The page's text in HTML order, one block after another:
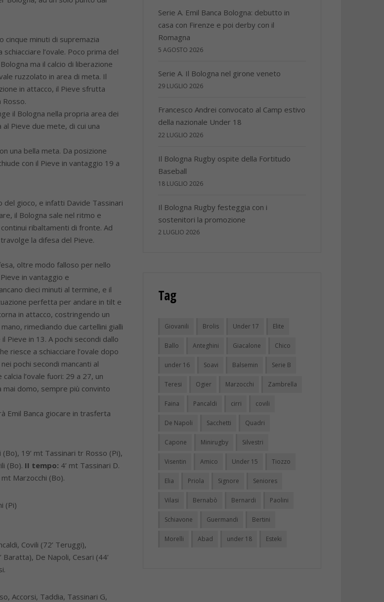
cinque minuti di supremazia
schiacciare l’ovale. Poco prima del
ma il calcio di liberazione
ruzzolato in area di meta. Il
in attacco, il Pieve sfrutta
Rosso.
il Bologna nella propria area dei
Pieve due mete, di cui una
una bella meta. Da posizione
con il Pieve in vantaggio 19 a
gioco, e infatti Davide Tassinari
il Bologna sale nel ritmo e
ribaltamenti di fronte. Ad
la difesa del Pieve.
oltre modo falloso per nello
in vantaggio e
dieci minuti al termine, e il
perfetta per andare in tilt e
in attacco, costringendo un
rimediando due cartellini gialli
Pieve in 13. A pochi secondi dallo
riesce a schiacciare l’ovale dopo
pochi secondi mancanti al
l’ovale fuori: 29 a 27, un
domo, sempre più convinto
Emil Banca giocare in trasferta
19’ mt Tassinari tr Rosso (Pi),
(Bo). II tempo: 4’ mt Tassinari D.
Marzocchi (Bo).
(Pi)
Covili (72’ Teruggi),
De Napoli, Cesari (44’
Accorsi, Taddia, Tassinari G,
Serie A. Emil Banca Bologna: debutto in
casa con Firenze e poi derby con il
Romagna
5 AGOSTO 2026
Serie A. Il Bologna nel girone veneto
29 LUGLIO 2026
Francesco Andrei convocato al Camp estivo
della nazionale Under 18
22 LUGLIO 2026
Il Bologna Rugby ospite della Fortitudo
Baseball
18 LUGLIO 2026
Il Bologna Rugby festeggia con i
sostenitori la promozione
2 LUGLIO 2026
Tag
Giovanili Brolis Under 17 Elite
Ballo Anteghini Giacalone Chico
under 16 Soavi Balsemin Serie B
Teresi Ogier Marzocchi Zambrella
Faina Pancaldi cirri covili
De Napoli Sacchetti Quadri
Capone Minirugby Silvestri
Visentin Amico Under 15 Tiozzo
Elia Priola Signore Seniores
Vilasi Bernabò Bernardi Paolini
Schiavone Guermandi Bertini
Morelli Abad under 18 Esteki